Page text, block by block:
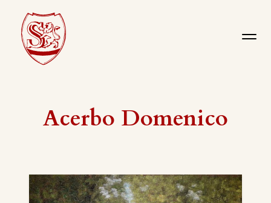
Acerbo Domenico